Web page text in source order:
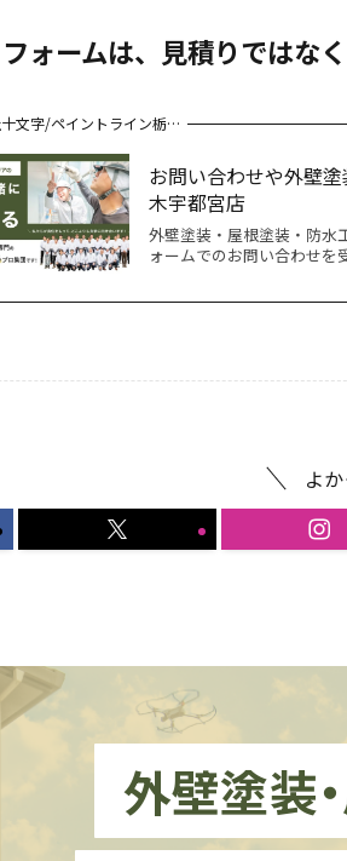
ォームは、見積りではな
文字/ペイントライン栃…
お問い合わせや外壁
木宇都宮店
外壁塗装・屋根塗装・防水
ォームでのお問い合わせ
よ
外壁塗装